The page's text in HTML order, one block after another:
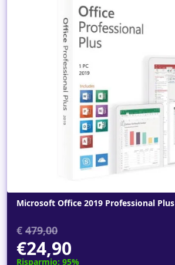
Microsoft Office 2019 Professional Plus
€ 479,00
€24,90
Risparmio: 95%